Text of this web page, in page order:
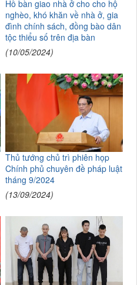
Hồ bàn giao nhà ở cho cho hộ
nghèo, khó khăn về nhà ở, gia
đình chính sách, đồng bào dân
tộc thiểu số trên địa bàn
(10/05/2024)
Thủ tướng chủ trì phiên họp
Chính phủ chuyên đề pháp luật
tháng 9/2024
(13/09/2024)